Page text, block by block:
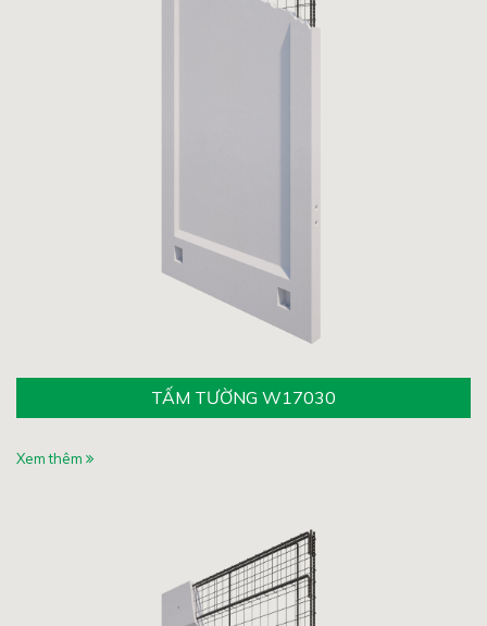
TẤM TƯỜNG W17030
Xem thêm